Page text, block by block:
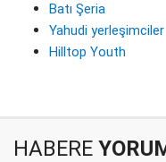
Batı Şeria
Yahudi yerleşimciler
Hilltop Youth
HABERE